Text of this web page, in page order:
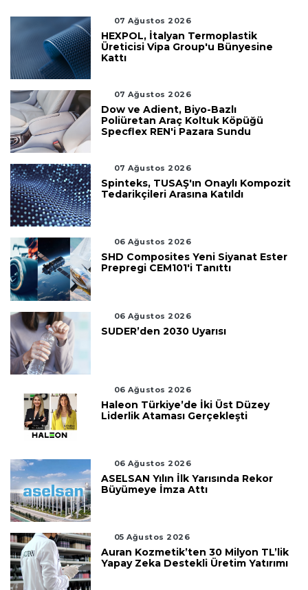
07 Ağustos 2026
HEXPOL, İtalyan Termoplastik
Üreticisi Vipa Group'u Bünyesine
Kattı
07 Ağustos 2026
Dow ve Adient, Biyo-Bazlı
Poliüretan Araç Koltuk Köpüğü
Specflex REN'i Pazara Sundu
07 Ağustos 2026
Spinteks, TUSAŞ'ın Onaylı Kompozit
Tedarikçileri Arasına Katıldı
06 Ağustos 2026
SHD Composites Yeni Siyanat Ester
Prepregi CEM101'i Tanıttı
06 Ağustos 2026
SUDER’den 2030 Uyarısı
06 Ağustos 2026
Haleon Türkiye’de İki Üst Düzey
Liderlik Ataması Gerçekleşti
06 Ağustos 2026
ASELSAN Yılın İlk Yarısında Rekor
Büyümeye İmza Attı
05 Ağustos 2026
Auran Kozmetik’ten 30 Milyon TL’lik
Yapay Zeka Destekli Üretim Yatırımı